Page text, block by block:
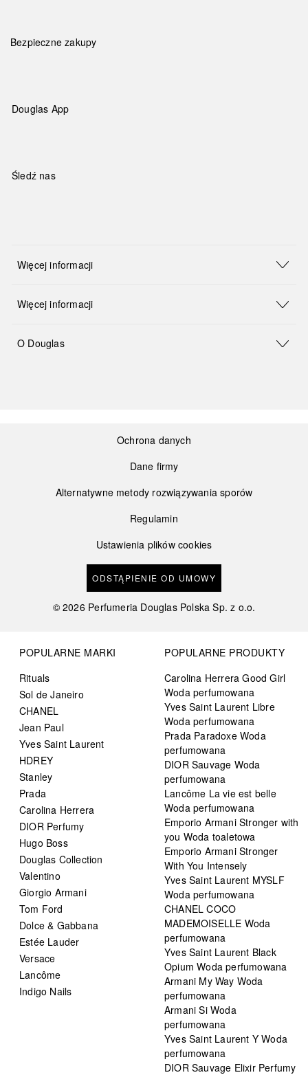
Bezpieczne zakupy
Douglas App
Śledź nas
Więcej informacji
Więcej informacji
O Douglas
Ochrona danych
Dane firmy
Alternatywne metody rozwiązywania sporów
Regulamin
Ustawienia plików cookies
ODSTĄPIENIE OD UMOWY
©2026 Perfumeria Douglas Polska Sp. z o.o.
POPULARNE MARKI
Rituals
Sol de Janeiro
CHANEL
Jean Paul
Yves Saint Laurent
HDREY
Stanley
Prada
Carolina Herrera
DIOR Perfumy
Hugo Boss
Douglas Collection
Valentino
Giorgio Armani
Tom Ford
Dolce & Gabbana
Estée Lauder
Versace
Lancôme
Indigo Nails
POPULARNE PRODUKTY
Carolina Herrera Good Girl
Woda perfumowana
Yves Saint Laurent Libre
Woda perfumowana
Prada Paradoxe Woda
perfumowana
DIOR Sauvage Woda
perfumowana
Lancôme La vie est belle
Woda perfumowana
Emporio Armani Stronger with
you Woda toaletowa
Emporio Armani Stronger
With You Intensely
Yves Saint Laurent MYSLF
Woda perfumowana
CHANEL COCO
MADEMOISELLE Woda
perfumowana
Yves Saint Laurent Black
Opium Woda perfumowana
Armani My Way Woda
perfumowana
Armani Si Woda
perfumowana
Yves Saint Laurent Y Woda
perfumowana
DIOR Sauvage Elixir Perfumy